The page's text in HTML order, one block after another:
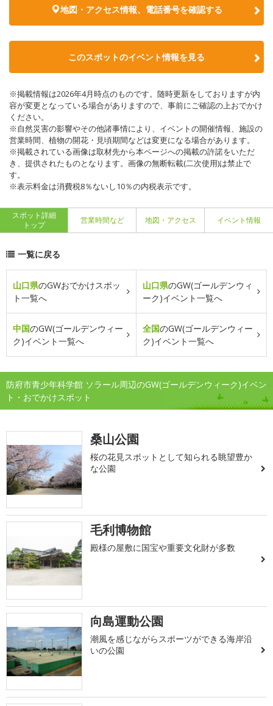
地図・アクセス情報、電話番号を確認する
このスポットのイベント情報を見る
※掲載情報は2026年4月時点のものです。随時更新をしておりますが内
容が変更となっている場合がありますので、事前にご確認の上おでかけ
ください。
※自然災害の影響やその他諸事情により、イベントの開催情報、施設の
営業時間、植物の開花・見頃期間などは変更になる場合があります。
※掲載されている画像は取材先から本ページへの掲載の許諾をいただ
き、提供されたものとなります。画像の無断転載(二次使用)は禁止で
す。
※表示料金は消費税8％ないし10％の内税表示です。
スポット詳細
トップ
営業時間など 地図・アクセス イベント情報
一覧に戻る
山口県のGWおでかけスポッ
ト一覧へ
山口県のGW(ゴールデンウィ
ーク)イベント一覧へ
中国のGW(ゴールデンウィー
ク)イベント一覧へ
全国のGW(ゴールデンウィー
ク)イベント一覧へ
防府市青少年科学館 ソラール周辺のGW(ゴールデンウィーク)イベン
ト・おでかけスポット
桑山公園
桜の花見スポットとして知られる眺望豊か
な公園
毛利博物館
殿様の屋敷に国宝や重要文化財が多数
向島運動公園
潮風を感じながらスポーツができる海岸沿
いの公園